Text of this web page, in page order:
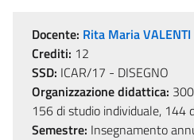
Docente: Rita Maria VALENTI
Crediti: 12
SSD: ICAR/17 - DISEGNO
Organizzazione didattica:
156 di studio individuale, 144
Semestre: Insegnamento